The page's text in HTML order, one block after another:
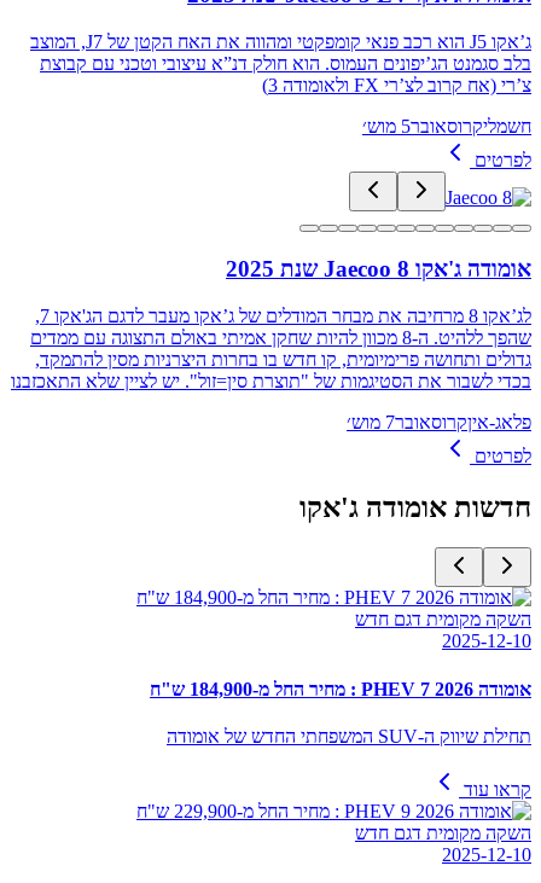
ג’אקו J5 הוא רכב פנאי קומפקטי ומהווה את האח הקטן של J7, המוצב
בלב סגמנט הג’יפונים העמוס. הוא חולק דנ”א עיצובי וטכני עם קבוצת
צ’רי (אח קרוב לצ’רי FX ולאומודה 3)
חשמליקרוסאובר5 מוש׳
לפרטים
אומודה ג'אקו Jaecoo 8 שנת 2025
לג’אקו 8 מרחיבה את מבחר המודלים של ג’אקו מעבר לדגם הג'אקו 7,
שהפך ללהיט. ה-8 מכוון להיות שחקן אמיתי באולם התצוגה עם ממדים
גדולים ותחושה פרימיומית, קו חדש בו בחרות היצרניות מסין להתמקד,
בכדי לשבור את הסטיגמות של "תוצרת סין=זול". יש לציין שלא התאכזבנו
פלאג-איןקרוסאובר7 מוש׳
לפרטים
חדשות אומודה ג'אקו
השקה מקומית דגם חדש
2025-12-10
אומודה PHEV 7 2026 : מחיר החל מ-184,900 ש"ח
תחילת שיווק ה-SUV המשפחתי החדש של אומודה
קראו עוד
השקה מקומית דגם חדש
2025-12-10